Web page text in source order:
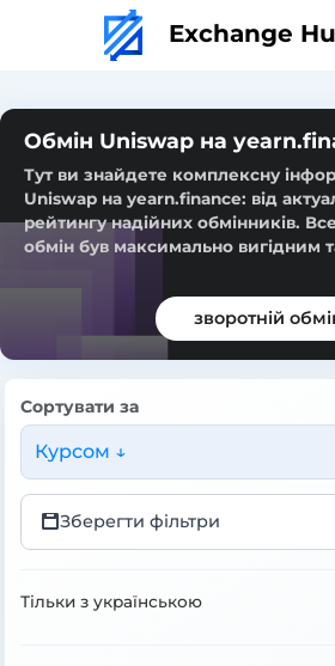
Exchange
Обмін Uniswap на
Тут ви знайдете комплексну
Uniswap на yearn.finance: від
рейтингу надійних обмінників.
обмін був максимально вигідним
зворотній
Сортувати за
Курсом ↓
Зберегти фільтри
Тільки з українською